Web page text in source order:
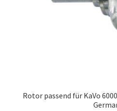
Rotor passend für KaVo